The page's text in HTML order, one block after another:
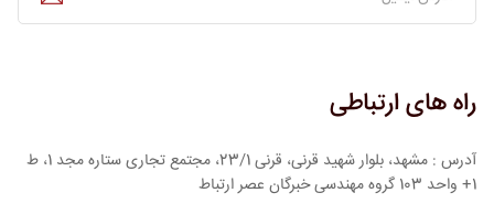
راه های ارتباطی
آدرس : مشهد، بلوار شهید قرنی، قرنی 23/1، مجتمع تجاری ستاره مجد 1، ط
1+ واحد 103 گروه مهندسی خبرگان عصر ارتباط